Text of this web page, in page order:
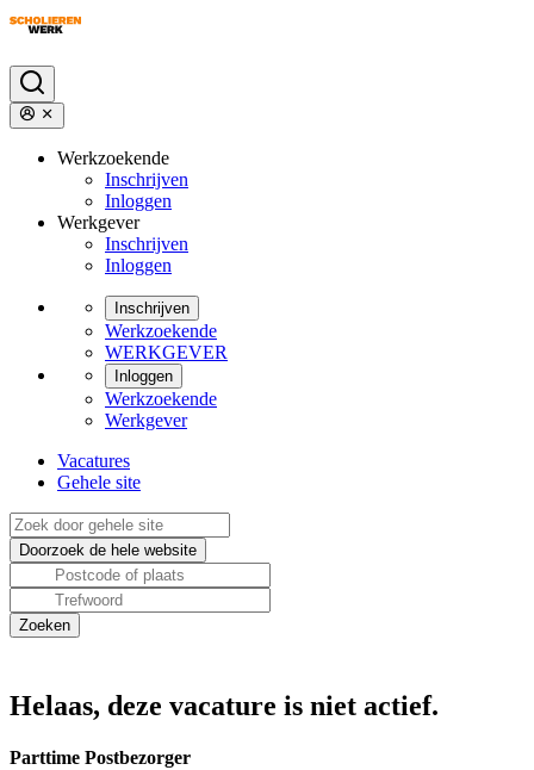
Werkzoekende
Inschrijven
Inloggen
Werkgever
Inschrijven
Inloggen
Inschrijven
Werkzoekende
WERKGEVER
Inloggen
Werkzoekende
Werkgever
Vacatures
Gehele site
Helaas, deze vacature is niet actief.
Parttime Postbezorger